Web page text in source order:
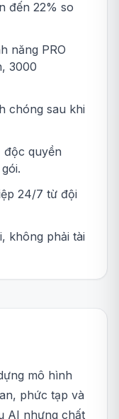
đến 22% so
năng PRO
3000
chóng sau khi
độc quyền
24/7 từ đội
không phải tài
mô hình
phức tạp và
AI nhưng chất